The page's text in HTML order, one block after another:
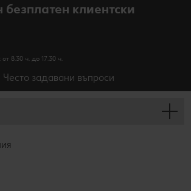
клиентски
8.30 ч. до 17.30 ч.
Често задавани въпроси